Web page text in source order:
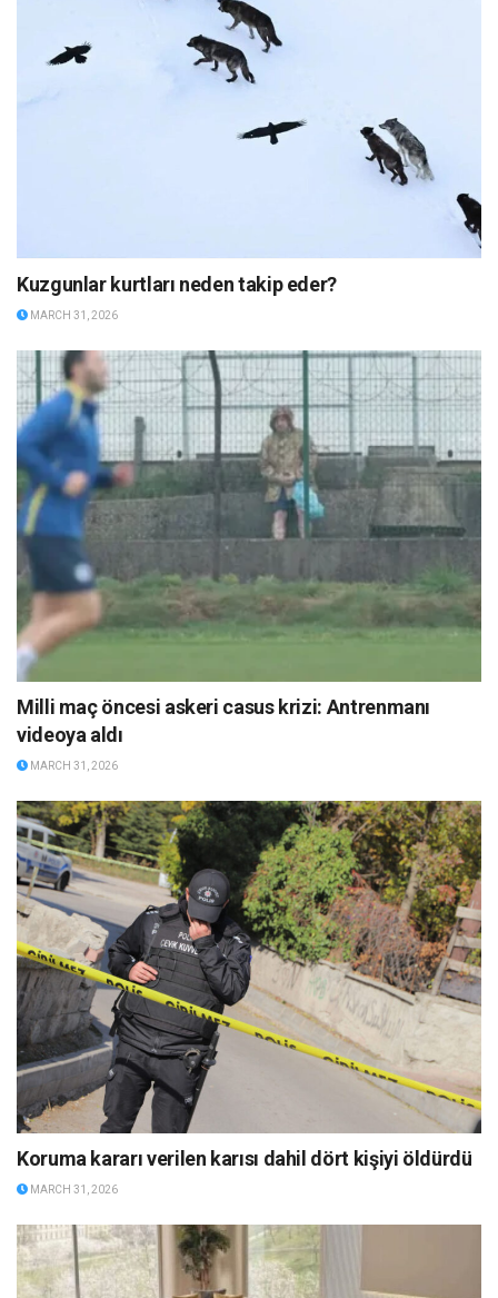
Kuzgunlar kurtları neden takip eder?
MARCH 31, 2026
Milli maç öncesi askeri casus krizi: Antrenmanı
videoya aldı
MARCH 31, 2026
Koruma kararı verilen karısı dahil dört kişiyi öldürdü
MARCH 31, 2026